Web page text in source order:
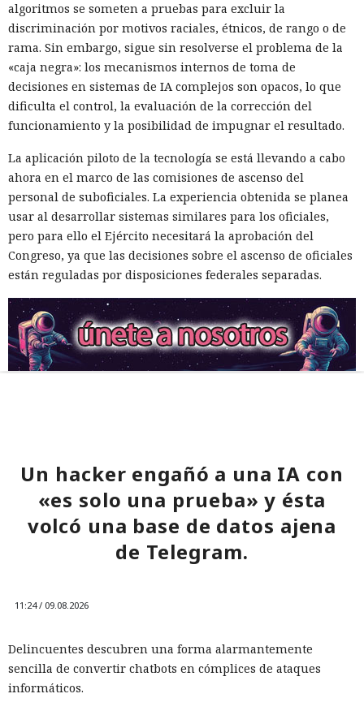
algoritmos se someten a pruebas para excluir la
discriminación por motivos raciales, étnicos, de rango o de
rama. Sin embargo, sigue sin resolverse el problema de la
«caja negra»: los mecanismos internos de toma de
decisiones en sistemas de IA complejos son opacos, lo que
dificulta el control, la evaluación de la corrección del
funcionamiento y la posibilidad de impugnar el resultado.
La aplicación piloto de la tecnología se está llevando a cabo
ahora en el marco de las comisiones de ascenso del
personal de suboficiales. La experiencia obtenida se planea
usar al desarrollar sistemas similares para los oficiales,
pero para ello el Ejército necesitará la aprobación del
Congreso, ya que las decisiones sobre el ascenso de oficiales
están reguladas por disposiciones federales separadas.
Un hacker engañó a una IA con
«es solo una prueba» y ésta
volcó una base de datos ajena
de Telegram.
11:24 / 09.08.2026
Delincuentes descubren una forma alarmantemente
sencilla de convertir chatbots en cómplices de ataques
informáticos.